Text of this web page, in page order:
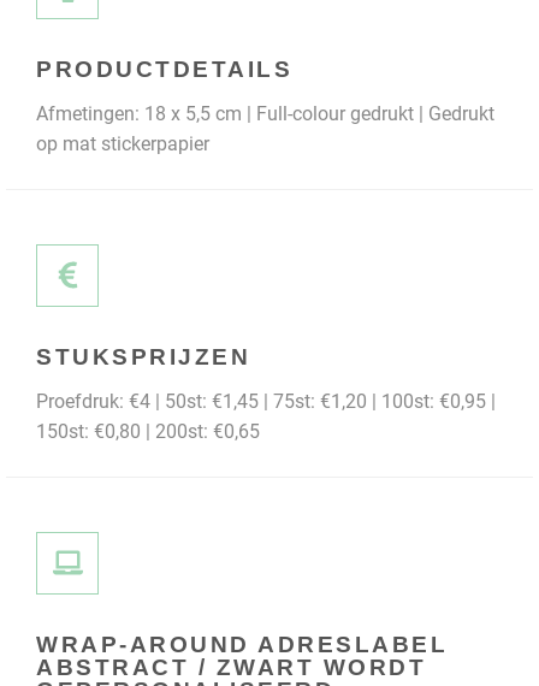
PRODUCTDETAILS
Afmetingen: 18 x 5,5 cm | Full-colour gedrukt | Gedrukt
op mat stickerpapier
STUKSPRIJZEN
Proefdruk: €4 | 50st: €1,45 | 75st: €1,20 | 100st: €0,95 |
150st: €0,80 | 200st: €0,65​
WRAP-AROUND ADRESLABEL
ABSTRACT / ZWART WORDT